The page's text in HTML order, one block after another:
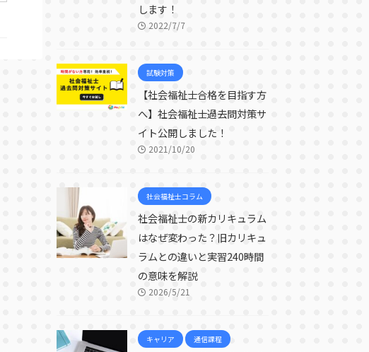
します！
2022/7/7
試験対策
【社会福祉士合格を目指す方
へ】社会福祉士過去問対策サ
イト公開しました！
2021/10/20
社会福祉士コラム
社会福祉士の新カリキュラム
はなぜ変わった？旧カリキュ
ラムとの違いと実習240時間
の意味を解説
2026/5/21
キャリア 通信課程